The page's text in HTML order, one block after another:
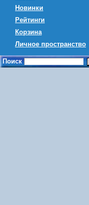
Новинки
Рейтинги
Корзина
Личное пространство
Поиск